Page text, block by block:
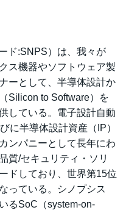
ド:SNPS）は、我々が
ス機器やソフトウェア製
ーとして、半導体設計か
Silicon to Software）を
している。電子設計自動
に半導体設計資産（IP）
ンパニーとして長年にわ
質/セキュリティ・ソリ
ドしており、世界第15位
っている。シノプシス
るSoC（system-on-